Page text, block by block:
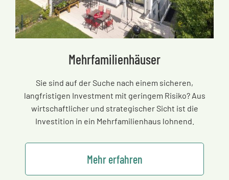
Mehrfamilienhäuser
Sie sind auf der Suche nach einem sicheren,
langfristigen Investment mit geringem Risiko? Aus
wirtschaftlicher und strategischer Sicht ist die
Investition in ein Mehrfamilienhaus lohnend.
Mehr erfahren